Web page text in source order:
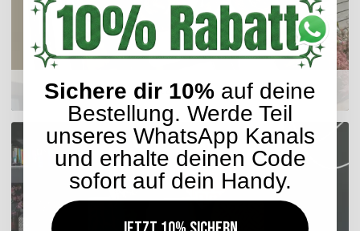
Sitzkissen
Sichere dir 10% auf deine
Bestellung. Werde Teil
unseres WhatsApp Kanals
und erhalte deinen Code
sofort auf dein Handy.